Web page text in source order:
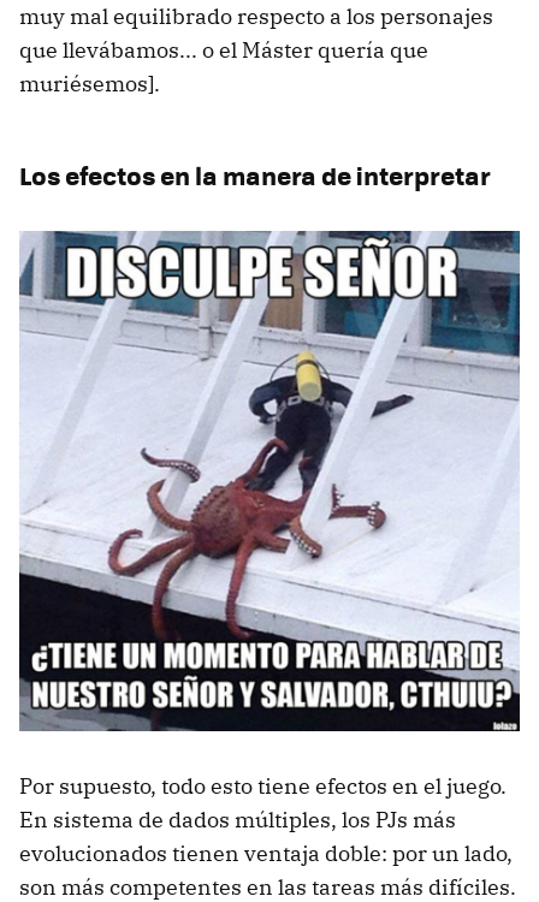
muy mal equilibrado respecto a los personajes
que llevábamos... o el Máster quería que
muriésemos].
Los efectos en la manera de interpretar
Por supuesto, todo esto tiene efectos en el juego.
En sistema de dados múltiples, los PJs más
evolucionados tienen ventaja doble: por un lado,
son más competentes en las tareas más difíciles.